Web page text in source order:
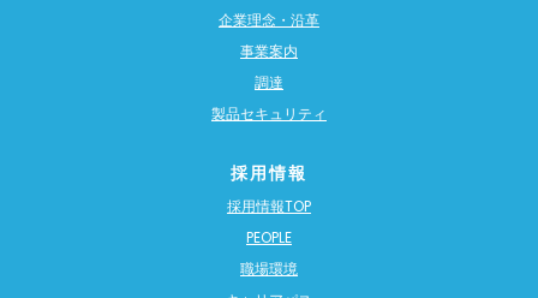
企業理念・沿革
事業案内
調達
製品セキュリティ
採用情報
採用情報TOP
PEOPLE
職場環境